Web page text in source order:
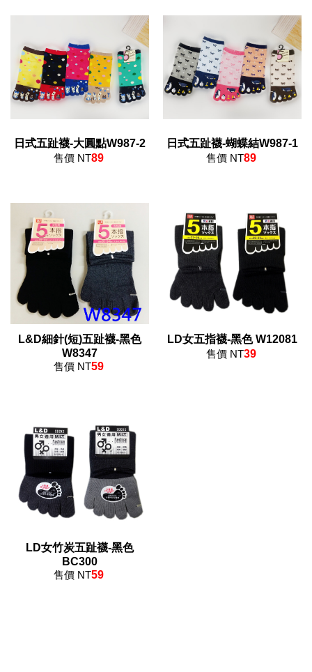
日式五趾襪-大圓點W987-2
售價 NT89
日式五趾襪-蝴蝶結W987-1
售價 NT89
L&D細針(短)五趾襪-黑色
W8347
售價 NT59
LD女五指襪-黑色 W12081
售價 NT39
LD女竹炭五趾襪-黑色
BC300
售價 NT59